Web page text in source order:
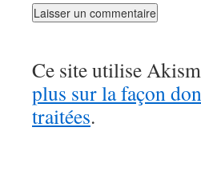
Ce site utilise
plus sur la façon
traitées.